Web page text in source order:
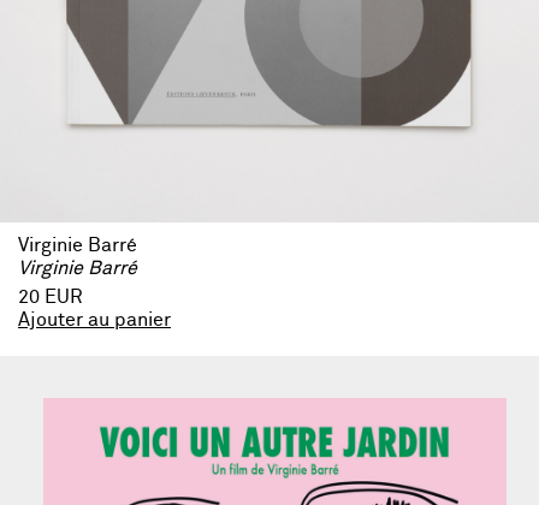
Virginie Barré
Virginie Barré
20 EUR
Ajouter au panier